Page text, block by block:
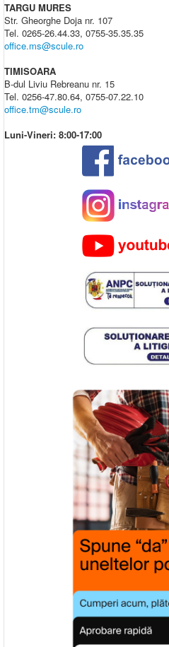
TARGU MURES
Str. Gheorghe Doja nr. 107
Tel. 0265-26.44.33, 0755-35.35.35
office.ms@scule.ro
TIMISOARA
B-dul Liviu Rebreanu nr. 15
Tel. 0256-47.80.64, 0755-07.22.10
office.tm@scule.ro
Luni-Vineri: 8:00-17:00